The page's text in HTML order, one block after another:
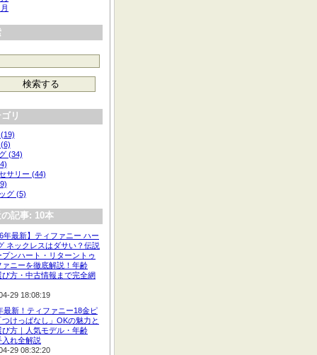
リ
(34)
サリー (44)
グ (5)
記事: 10本
年最新】ティファニー ハー
ネックレスはダサい？伝説
プンハート・リターントゥ
ァニーを徹底解説！年齢
び方・中古情報まで完全網
29 18:08:19
最新！ティファニー18金ピ
つけっぱなし」OKの魅力と
び方｜人気モデル・年齢
入れ全解説
29 08:32:20